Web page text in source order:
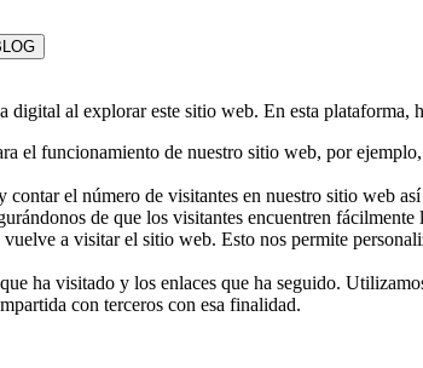
al explorar este sitio web. En esta plataforma,
el funcionamiento de nuestro sitio web, por
contar el número de visitantes en nuestro sitio web
de que los visitantes encuentren fácilmente
a visitar el sitio web. Esto nos permite
ha visitado y los enlaces que ha seguido.
con terceros con esa finalidad.